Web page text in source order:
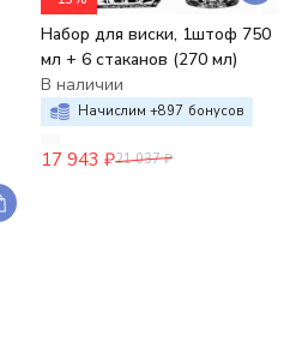
Набор для виски, 1штоф 750
мл + 6 стаканов (270 мл)
В наличии
Начислим +897 бонусов
17 943 ₽21 037 ₽